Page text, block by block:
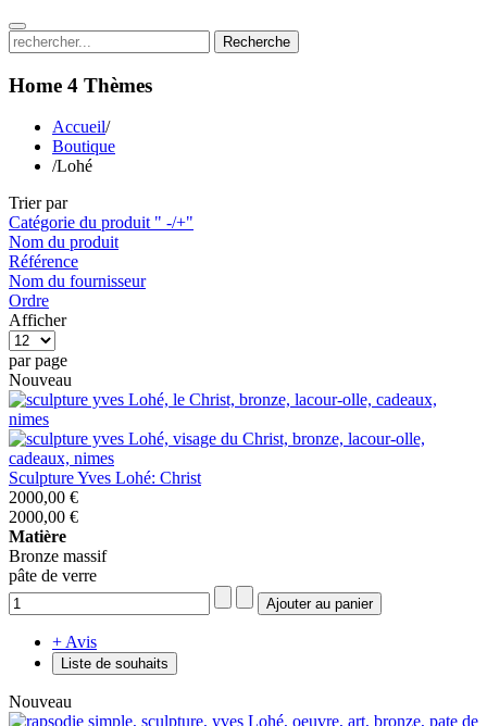
Recherche
Home 4 Thèmes
Accueil/
Boutique
/Lohé
Trier par
Catégorie du produit " -/+"
Nom du produit
Référence
Nom du fournisseur
Ordre
Afficher
par page
Nouveau
Sculpture Yves Lohé: Christ
2000,00 €
2000,00 €
Matière
Bronze massif
pâte de verre
+ Avis
Liste de souhaits
Nouveau